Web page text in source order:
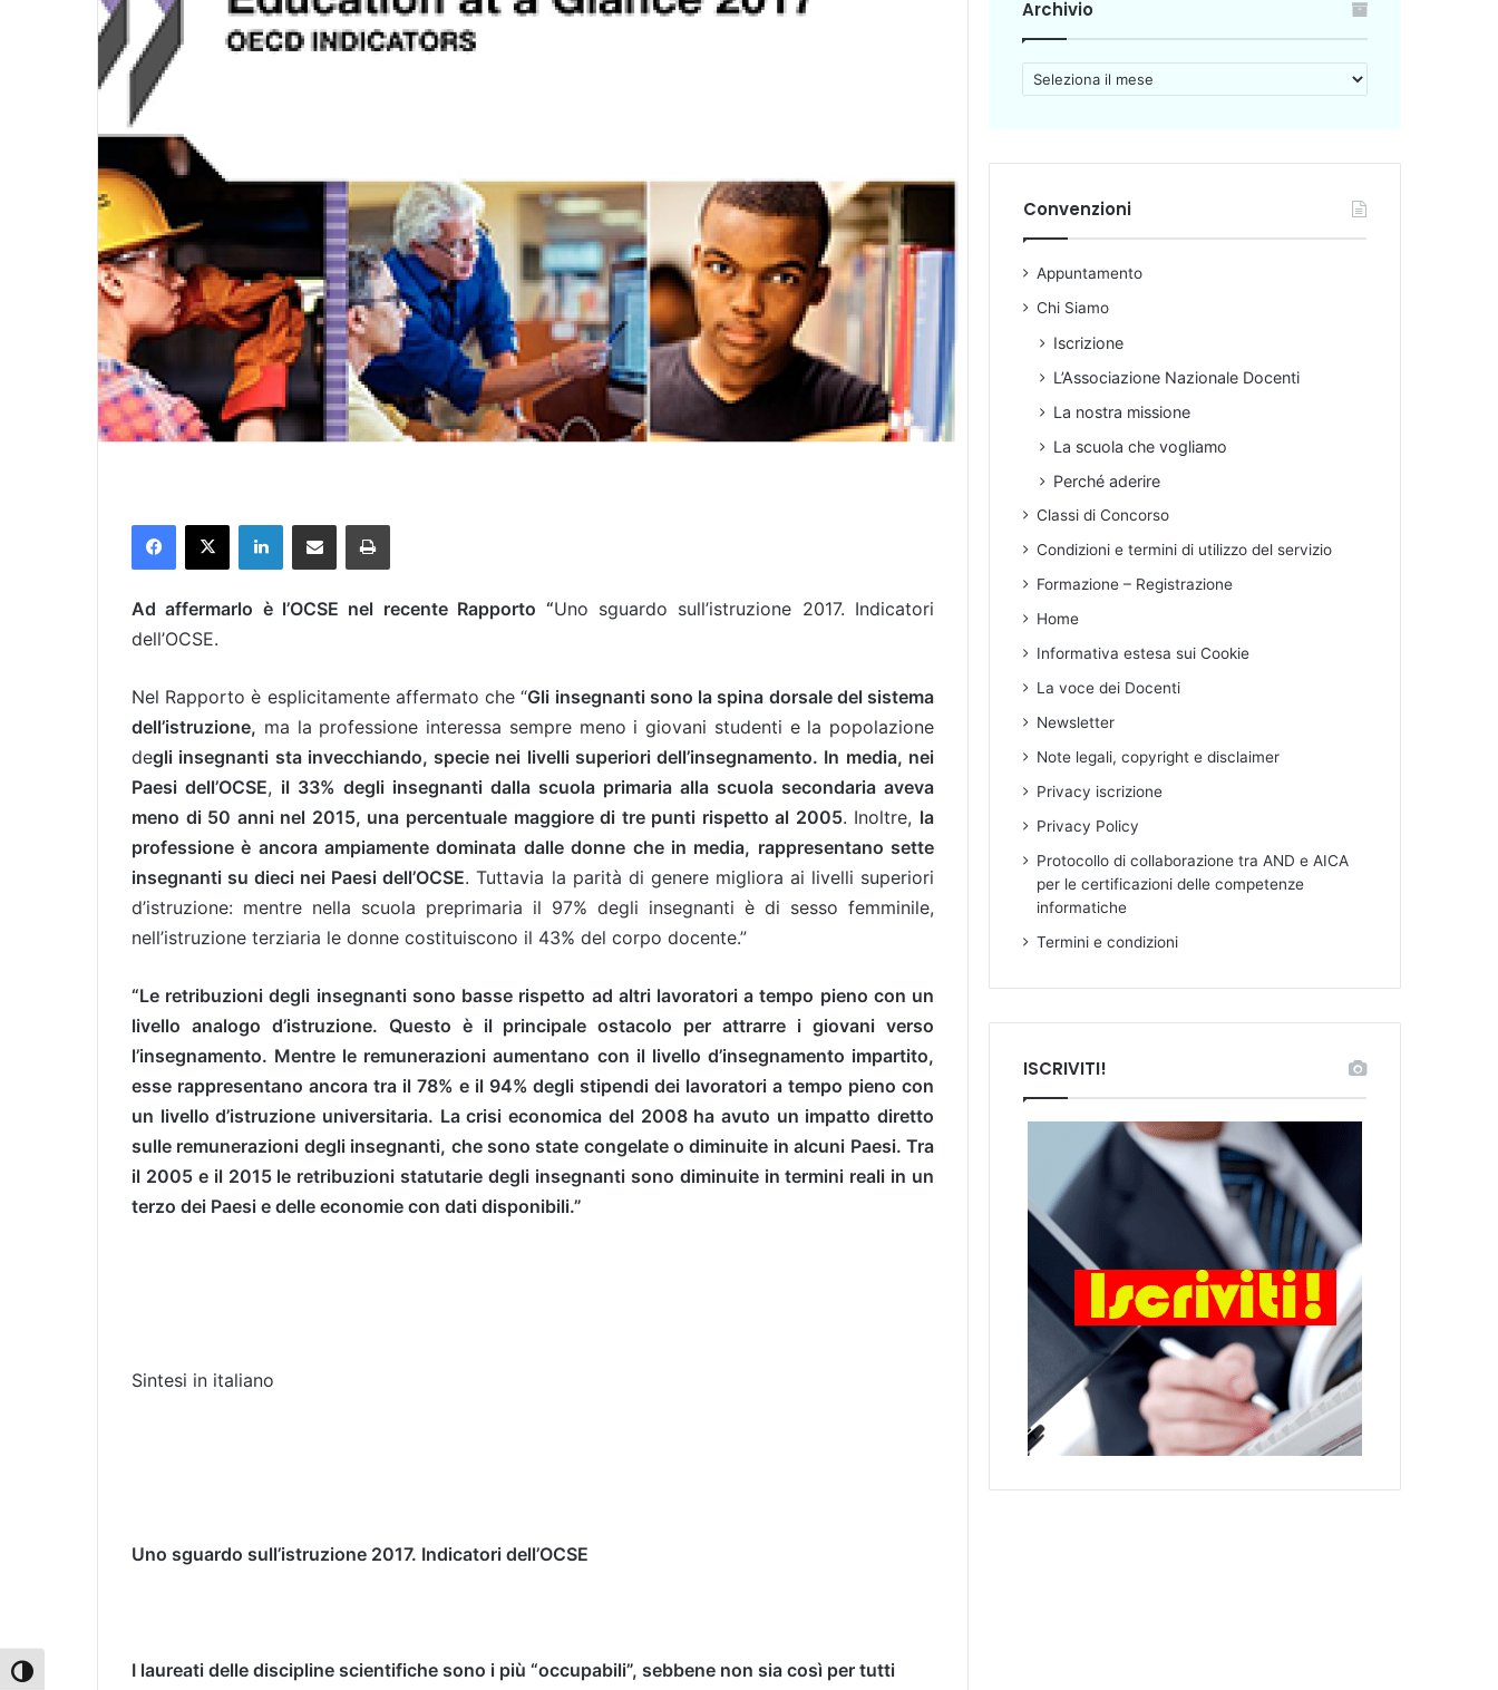
Attiva/disattiva alto contrasto
Ad affermarlo è l’OCSE nel recente Rapporto “Uno sguardo sull’istruzione 2017. Indicatori
dell’OCSE.
Nel Rapporto è esplicitamente affermato che “Gli insegnanti sono la spina dorsale del sistema
dell’istruzione, ma la professione interessa sempre meno i giovani studenti e la popolazione
degli insegnanti sta invecchiando, specie nei livelli superiori dell’insegnamento. In media, nei
Paesi dell’OCSE, il 33% degli insegnanti dalla scuola primaria alla scuola secondaria aveva
meno di 50 anni nel 2015, una percentuale maggiore di tre punti rispetto al 2005. Inoltre, la
professione è ancora ampiamente dominata dalle donne che in media, rappresentano sette
insegnanti su dieci nei Paesi dell’OCSE. Tuttavia la parità di genere migliora ai livelli superiori
d’istruzione: mentre nella scuola preprimaria il 97% degli insegnanti è di sesso femminile,
nell’istruzione terziaria le donne costituiscono il 43% del corpo docente.”
“Le retribuzioni degli insegnanti sono basse rispetto ad altri lavoratori a tempo pieno con un
livello analogo d’istruzione. Questo è il principale ostacolo per attrarre i giovani verso
l’insegnamento. Mentre le remunerazioni aumentano con il livello d’insegnamento impartito,
esse rappresentano ancora tra il 78% e il 94% degli stipendi dei lavoratori a tempo pieno con
un livello d’istruzione universitaria. La crisi economica del 2008 ha avuto un impatto diretto
sulle remunerazioni degli insegnanti, che sono state congelate o diminuite in alcuni Paesi. Tra
il 2005 e il 2015 le retribuzioni statutarie degli insegnanti sono diminuite in termini reali in un
terzo dei Paesi e delle economie con dati disponibili.”
Sintesi in italiano
Uno sguardo sull’istruzione 2017. Indicatori dell’OCSE
I laureati delle discipline scientifiche sono i più “occupabili”, sebbene non sia così per tutti
Archivio
r
i
i
o
Convenzioni
Appuntamento
Chi Siamo
Iscrizione
L’Associazione Nazionale Docenti
La nostra missione
La scuola che vogliamo
Perché aderire
Classi di Concorso
Condizioni e termini di utilizzo del servizio
Formazione – Registrazione
Home
Informativa estesa sui Cookie
La voce dei Docenti
Newsletter
Note legali, copyright e disclaimer
Privacy iscrizione
Privacy Policy
Protocollo di collaborazione tra AND e AICA
per le certificazioni delle competenze
informatiche
Termini e condizioni
ISCRIVITI!